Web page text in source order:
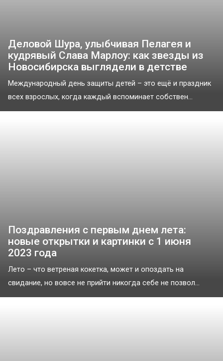
Деловой Шура, улыбчивая Пелагея и
кудрявый Слава Марлоу: как звезды из
Новосибирска выглядели в детстве
Международный день защиты детей – это ещё и праздник
всех взрослых, когда каждый вспоминает собствен...
Поздравления с первым днем лета:
новые открытки и картинки с 1 июня
2023 года
Лето – что ветреная кокетка, может и опоздать на
свидание, но вовсе не прийти никогда себе не позвол...